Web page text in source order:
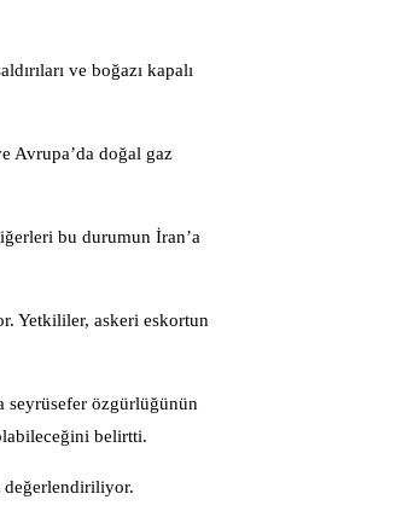
ve boğazı kapalı
Avrupa’da doğal gaz
bu durumun İran’a
Yetkililer, askeri eskortun
seyrüsefer özgürlüğünün
belirtti.
değerlendiriliyor.